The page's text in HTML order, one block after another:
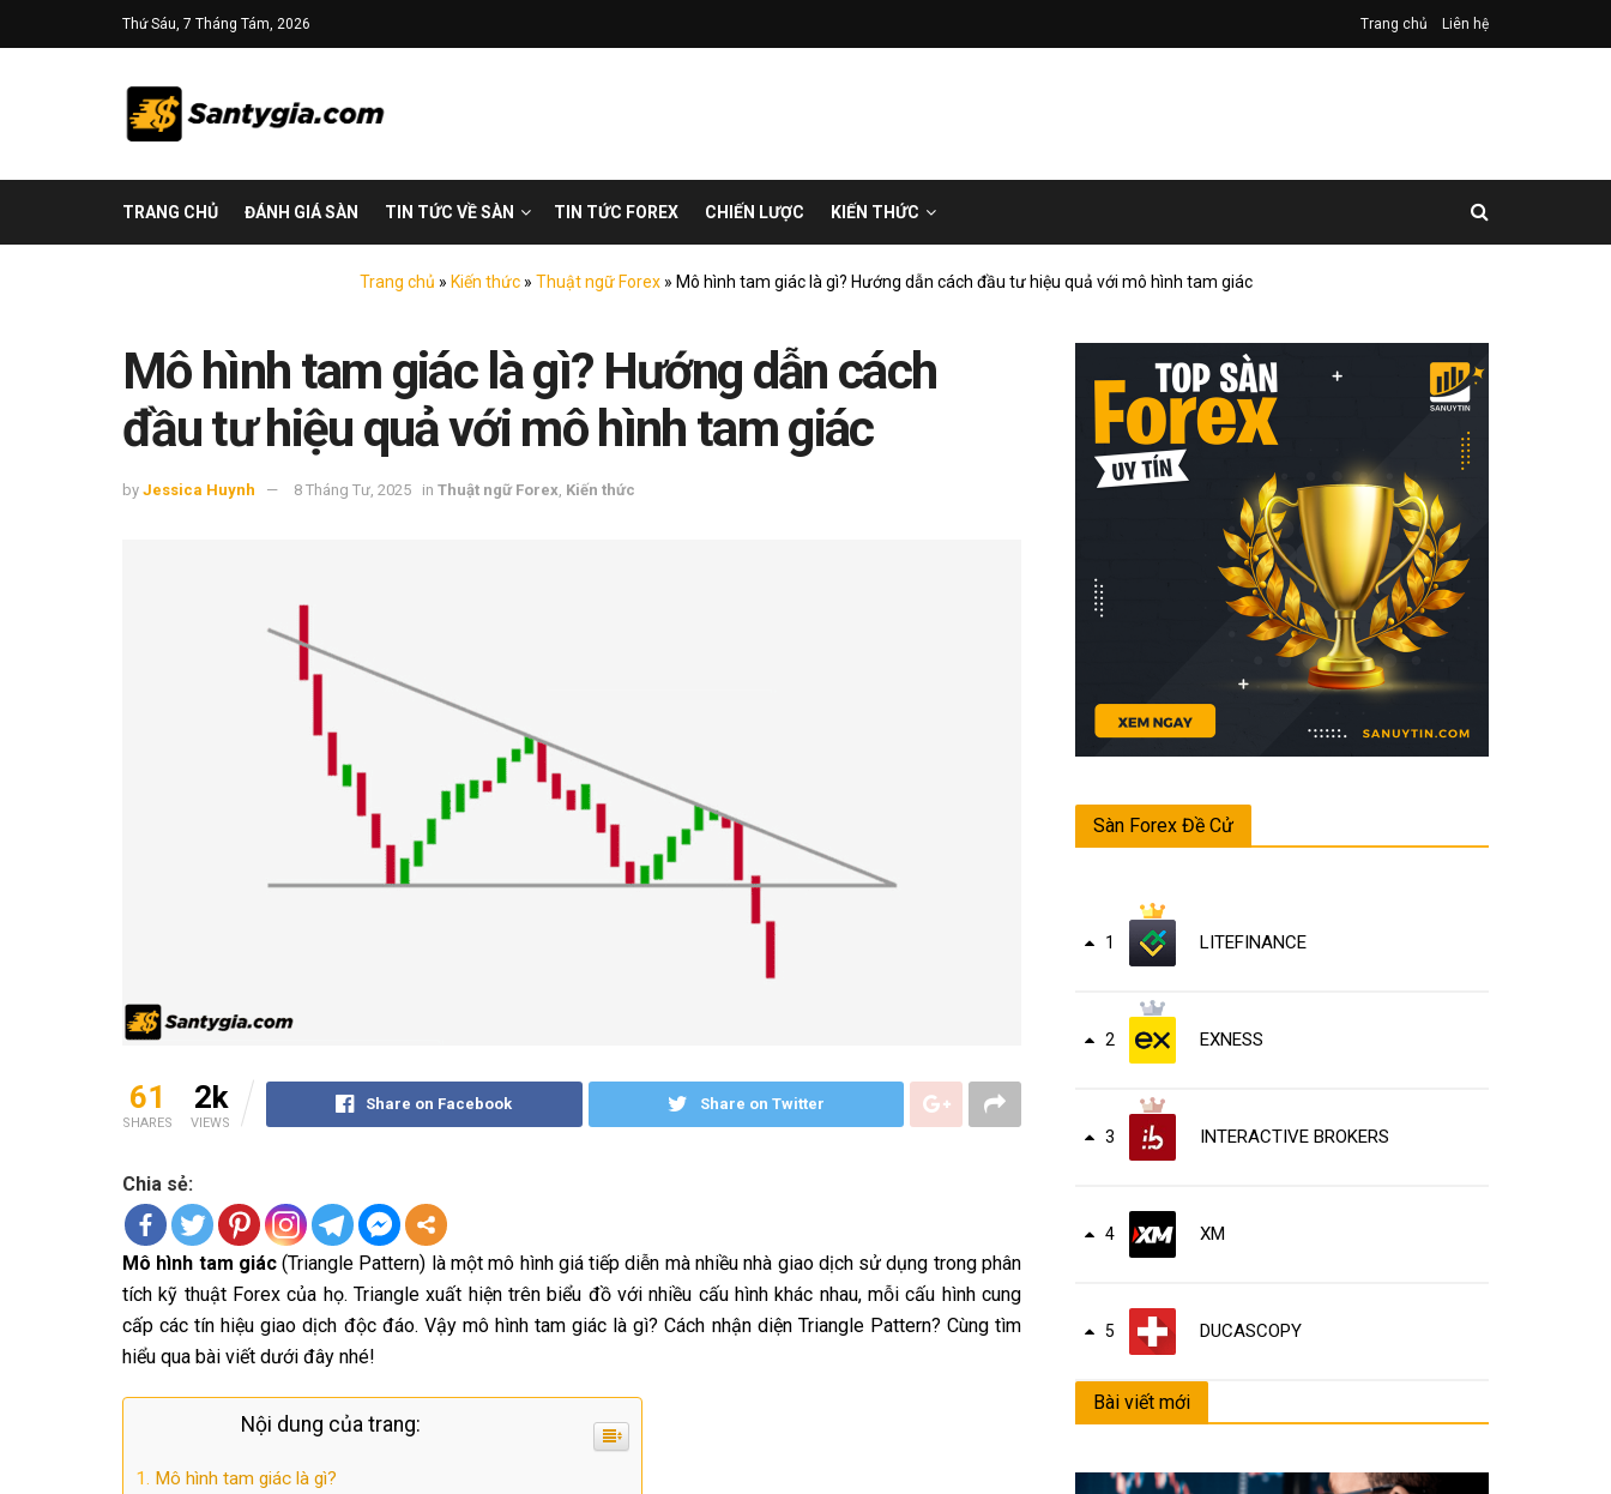
Thứ Sáu, 7 Tháng Tám, 2026 Trang chủ Liên hệ
TRANG CHỦ ĐÁNH GIÁ SÀN TIN TỨC VỀ SÀN TIN TỨC FOREX CHIẾN LƯỢC KIẾN THỨC
Trang chủ » Kiến thức» Thuật ngữ Forex» Mô hình tam giác là gì? Hướng dẫn cách đầu tư hiệu quả với mô hình tam giác
Mô hình tam giác là gì? Hướng dẫn cách
đầu tư hiệu quả với mô hình tam giác
by Jessica Huynh 8 Tháng Tư, 2025 in Thuật ngữ Forex, Kiến thức
61
SHARES
2k
VIEWS
Share on Facebook Share on Twitter
Chia sẻ:
Mô hình tam giác(Triangle Pattern) là một mô hình giá tiếp diễn mà nhiều nhà giao dịch sử dụng trong phân
tích kỹ thuật Forex của họ. Triangle xuất hiện trên biểu đồ với nhiều cấu hình khác nhau, mỗi cấu hình cung
cấp các tín hiệu giao dịch độc đáo. Vậy mô hình tam giác là gì? Cách nhận diện Triangle Pattern? Cùng tìm
hiểu qua bài viết dưới đây nhé!
Nội dung của trang:
Mô hình tam giác là gì?
Sàn Forex Đề Cử
1 LITEFINANCE
2 EXNESS
3 INTERACTIVE BROKERS
4 XM
5 DUCASCOPY
Bài viết mới